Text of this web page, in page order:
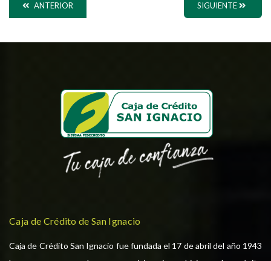
ANTERIOR SIGUIENTE
Caja de Crédito de San Ignacio
Caja de Crédito San Ignacio fue fundada el 17 de abril del año 1943